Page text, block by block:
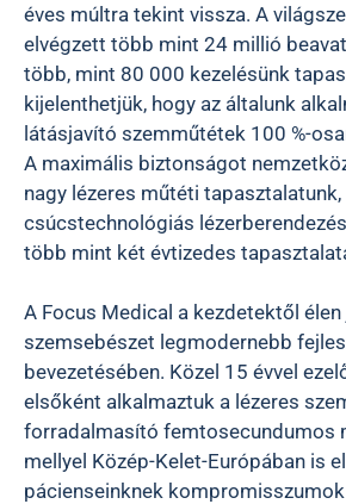
éves múltra tekint vissza. A
elvégzett több mint 24 millió
több, mint 80 000 kezelésünk
kijelenthetjük, hogy az általunk
látásjavító szemműtétek 100 %-
A maximális biztonságot
nagy lézeres műtéti tapasztalatunk,
csúcstechnológiás
több mint két évtizedes
A Focus Medical a kezdetektől élen
szemsebészet legmodernebb
bevezetésében. Közel 15 évvel
elsőként alkalmaztuk a lézeres
forradalmasító femtosecundumos
mellyel Közép-Kelet-Európában is
pácienseinknek